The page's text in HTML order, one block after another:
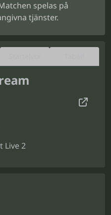
spelas på
tjänster.
Live 2